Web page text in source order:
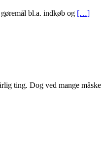
bl.a. indkøb og […]
ting. Dog ved mange måske